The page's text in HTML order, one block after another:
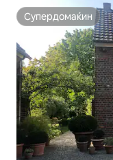
Супердомаќин
Супердомаќин